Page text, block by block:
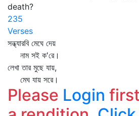
death?
235
Verses
সন্ধ্যারবি মেঘে দেয়
নাম সই ক'রে।
লেখা তার মুছে যায়,
মেঘ যায় সরে।
Please Login